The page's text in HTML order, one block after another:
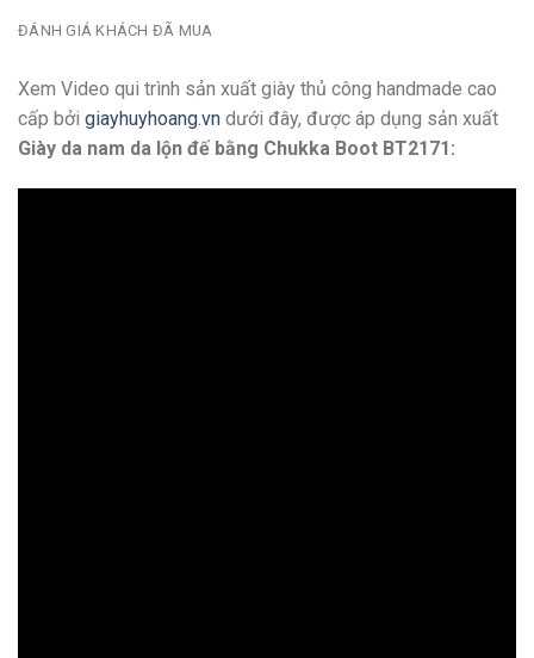
ĐÁNH GIÁ KHÁCH ĐÃ MUA
Xem Video qui trình sản xuất giày thủ công handmade cao
cấp bởi giayhuyhoang.vn dưới đây, được áp dụng sản xuất
Giày da nam da lộn đế bằng Chukka Boot BT2171: